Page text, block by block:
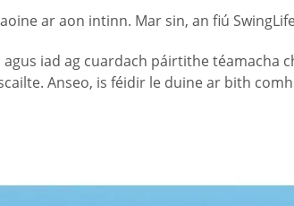
ar aon intinn. Mar sin, an fiú
iad ag cuardach páirtithe
Anseo, is féidir le duine ar bith